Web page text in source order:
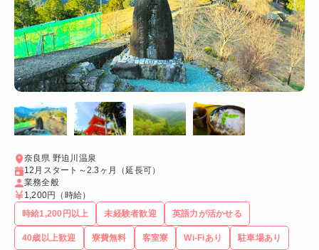
奈良県 野迫川温泉
12月スタート～2.3ヶ月（延長可）
業務全般
1,200円 （時給）
時給1,200円以上
未経験者歓迎 英語力が活かせる
40歳以上歓迎 寮費無料 客室寮 Wi-Fiあり 駐車場あり